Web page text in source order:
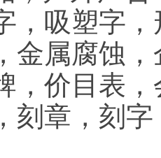
，吸塑字
金属腐蚀
，价目表
刻章，刻